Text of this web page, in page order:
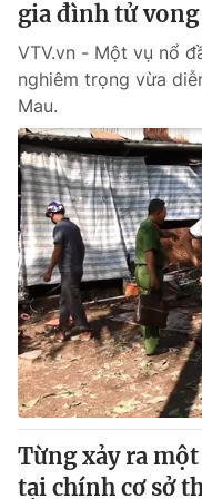
® Cấm sao chép dưới
thuận bằng văn bản.
thông tin từ website này.
gia đình tử vong
VTV.vn - Một vụ nổ
nghiêm trọng vừa
Mau.
Từng xảy ra
tại chính cơ sở